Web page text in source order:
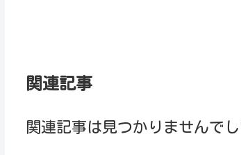
関連記事
関連記事は見つかりませんでし